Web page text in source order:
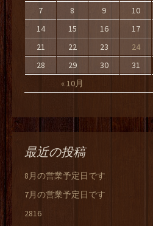
« 10月
7
8 9 10
14
15 16 17
21
22 23 24
28
29 30 31
最近の投稿
8月の営業予定日です
7月の営業予定日です
2816